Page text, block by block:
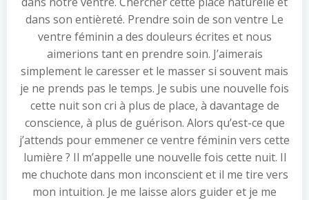
dans son entièreté. Prendre soin de son ventre Le
ventre féminin a des douleurs écrites et nous
aimerions tant en prendre soin. J’aimerais
simplement le caresser et le masser si souvent mais
je ne prends pas le temps. Je subis une nouvelle fois
cette nuit son cri à plus de place, à davantage de
conscience, à plus de guérison. Alors qu’est-ce que
j’attends pour emmener ce ventre féminin vers cette
lumière ? Il m’appelle une nouvelle fois cette nuit. Il
me chuchote dans mon inconscient et il me tire vers
mon intuition. Je me laisse alors guider et je me